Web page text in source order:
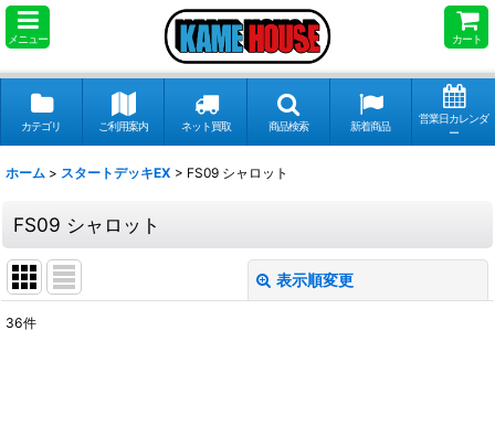
メニュー カート
カテゴリ ご利用案内 ネット買取 商品検索 新着商品
営業日カレンダ
ー
ホーム > スタートデッキEX > FS09 シャロット
FS09 シャロット
表示順変更
36件